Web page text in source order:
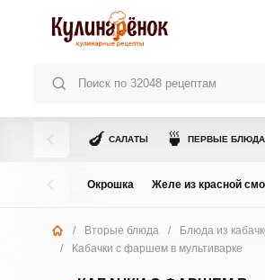
🍆 САЛАТЫ 🍵 ПЕРВЫЕ БЛЮДА
Окрошка Желе из красной
/ Вторые блюда /
Блюда из
/
Кабачки с фаршем в мультиварке